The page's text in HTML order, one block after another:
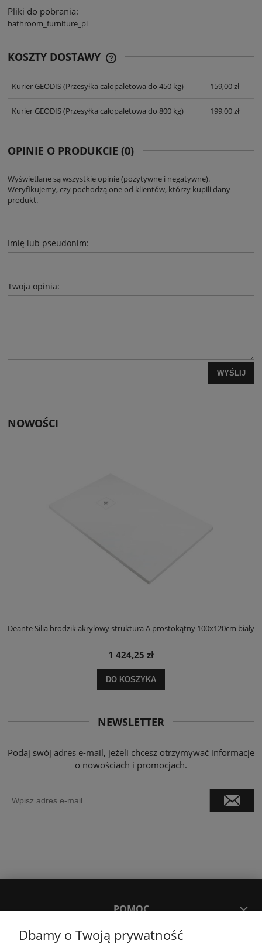
Pliki do pobrania:
bathroom_furniture_pl
KOSZTY DOSTAWY
Kurier GEODIS(Przesyłka całopaletowa do 450 kg) 159,00 zł
Kurier GEODIS(Przesyłka całopaletowa do 800 kg) 199,00 zł
OPINIE O PRODUKCIE (0)
Wyświetlane są wszystkie opinie (pozytywne i negatywne).
Weryfikujemy, czy pochodzą one od klientów, którzy kupili dany
produkt.
Imię lub pseudonim:
Twoja opinia:
WYŚLIJ
NOWOŚCI
Deante Silia brodzik akrylowy struktura A prostokątny 100x120cm biały
1 424,25 zł
DO KOSZYKA
NEWSLETTER
Podaj swój adres e-mail, jeżeli chcesz otrzymywać informacje
o nowościach i promocjach.
POMOC
Dbamy o Twoją prywatność